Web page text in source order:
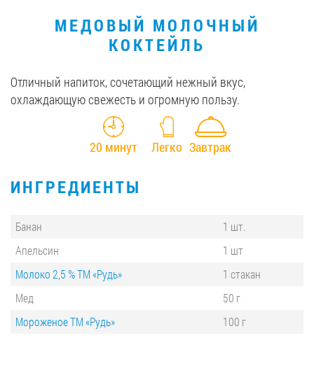
МЕДОВЫЙ МОЛОЧНЫЙ
КОКТЕЙЛЬ
Отличный напиток, сочетающий нежный вкус,
охлаждающую свежесть и огромную пользу.
20 минут Легко Завтрак
ИНГРЕДИЕНТЫ
Банан
1 шт.
Апельсин
1 шт
Молоко 2,5 % ТМ «Рудь»
1 стакан
Мед
50 г
Мороженое ТМ «Рудь»
100 г